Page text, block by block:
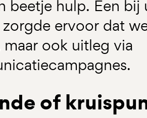
beetje hulp. Een
zorgde ervoor dat
maar ook uitleg via
of